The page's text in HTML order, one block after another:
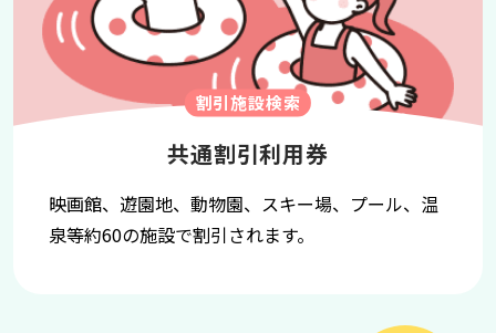
割引施設検索
共通割引利用券
映画館、遊園地、動物園、スキー場、プール、温
泉等約60の施設で割引されます。